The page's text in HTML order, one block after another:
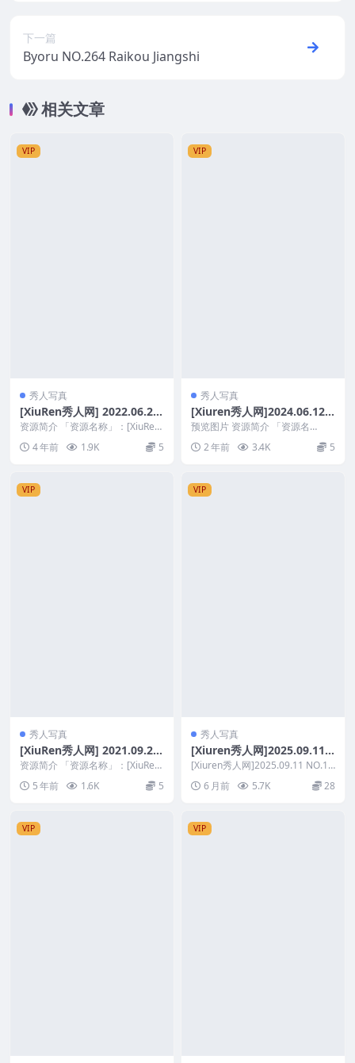
下一篇
Byoru NO.264 Raikou Jiangshi
相关文章
VIP
秀人写真
[XiuRen秀人网] 2022.06.20
No.5167 张思允Nice [61+1
P]
资源简介 「资源名称」：[XiuRen
4 年前 1.9K 5
VIP
秀人写真
[Xiuren秀人网]2024.06.12
NO.8687 lingyu69
预览图片 资源简介 「资源名
称」：[Xiuren秀人网]2024.06.12
N...2 年前 3.4K 5
VIP
秀人写真
[XiuRen秀人网] 2021.09.26
No.3997 果儿Victoria [60+1
P 716M]
资源简介 「资源名称」：[XiuRen
5 年前 1.6K 5
VIP
秀人写真
[Xiuren秀人网]2025.09.11
NO.10753 玫瑰我爱你
[Xiuren秀人网]2025.09.11 NO.10
6 月前 5.7K 28
VIP VIP